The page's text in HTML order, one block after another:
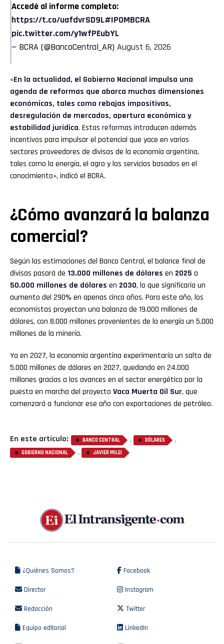
Accedé al informe completo:
https://t.co/uafdvrSD9L#IPOMBCRA
pic.twitter.com/y1wfPEubYL
— BCRA (@BancoCentral_AR) August 6, 2026
«En la actualidad, el Gobierno Nacional impulsa una
agenda de reformas que abarca muchas dimensiones
económicas, tales como rebajas impositivas,
desregulación de mercados, apertura económica y
estabilidad jurídica. Estas reformas introducen además
incentivos para impulsar el potencial que yace en varios
sectores proveedores de divisas de la economía argentina,
tales como la energía, el agro y los servicios basados en el
conocimiento», indicó el BCRA.
¿Cómo avanzará la balanza
comercial?
Según las estimaciones del Banco Central, el balance final de
divisas pasará de 13.000 millones de dólares en 2025 a
50.000 millones de dólares en 2030, lo que significaría un
aumento del 290% en apenas cinco años. Para este año, los
economistas proyectan una balanza de 19.000 millones de
dólares, con 8.000 millones provenientes de la energía un 5.000
millones de la minería.
Ya en 2027, la economía argentina experimentaría un salto de
5.000 millones de dólares en 2027, quedando en 24.000
millones gracias a los avances en el sector energético por la
puesta en marcha del proyecto Vaca Muerta Oil Sur, que
comenzará a funcionar ese año con exportaciones de petróleo.
En este artículo: BANCO CENTRAL , DÓLARES ,
GOBIERNO NACIONAL , JAVIER MILEI
¿Quiénes Somos?
Director
Redacción
Equipo editorial
Facebook
Instagram
Twitter
LinkedIn